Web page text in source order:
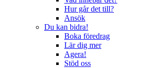
Hur går det till?
Ansök
Du kan bidra!
Boka föredrag
Lär dig mer
Agera!
Stöd oss